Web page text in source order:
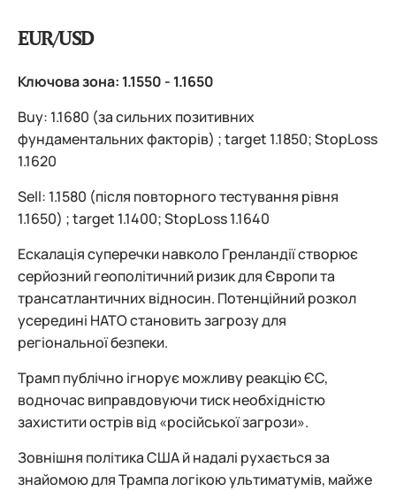
EUR/USD
Ключова зона: 1.1550 - 1.1650
Buy: 1.1680 (за сильних позитивних
фундаментальних факторів) ; target 1.1850; StopLoss
1.1620
Sell: 1.1580 (після повторного тестування рівня
1.1650) ; target 1.1400; StopLoss 1.1640
Ескалація суперечки навколо Гренландії створює
серйозний геополітичний ризик для Європи та
трансатлантичних відносин. Потенційний розкол
усередині НАТО становить загрозу для
регіональної безпеки.
Трамп публічно ігнорує можливу реакцію ЄС,
водночас виправдовуючи тиск необхідністю
захистити острів від «російської загрози».
Зовнішня політика США й надалі рухається за
знайомою для Трампа логікою ультиматумів, майже